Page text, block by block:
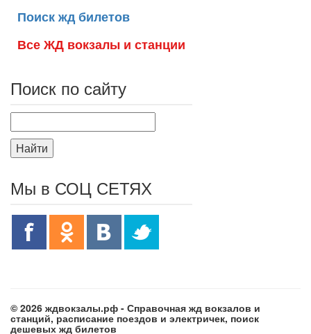
Поиск жд билетов
Все ЖД вокзалы и станции
Поиск по сайту
Найти
Мы в СОЦ СЕТЯХ
© 2026 ждвокзалы.рф - Справочная жд вокзалов и
станций, расписание поездов и электричек, поиск
дешевых жд билетов